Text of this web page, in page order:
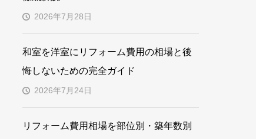
2026年7月28日
和室を洋室にリフォーム費用の相場と後
悔しないための完全ガイド
2026年7月24日
リフォーム費用相場を部位別・築年数別